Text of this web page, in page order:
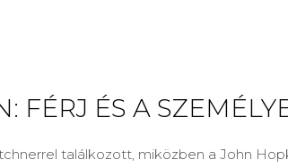
FÉRJ ÉS A
találkozott, miközben a John